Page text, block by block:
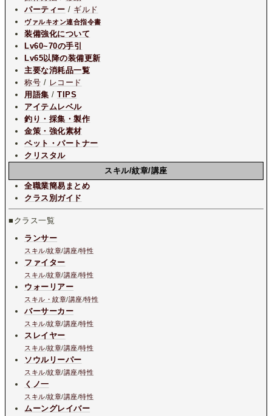
パーティー / ギルド
ヴァルキオン連合指令書
装備強化について
Lv60~70の手引
Lv65以降の装備更新
主要な消耗品一覧
称号 / レコード
用語集 /TIPS
アイテムレベル
釣り・採集・製作
金策・強化素材
ペット・パートナー
クリスタル
スキル/紋章/講座
全職業簡易まとめ
クラス別ガイド
■クラス一覧
ランサー
スキル/紋章/講座/特性
ファイター
スキル/紋章/講座/特性
ウォーリアー
スキル・紋章/講座/特性
バーサーカー
スキル/紋章/講座/特性
スレイヤー
スキル/紋章/講座/特性
ソウルリーパー
スキル/紋章/講座/特性
くノ一
スキル/紋章/講座/特性
ムーングレイバー